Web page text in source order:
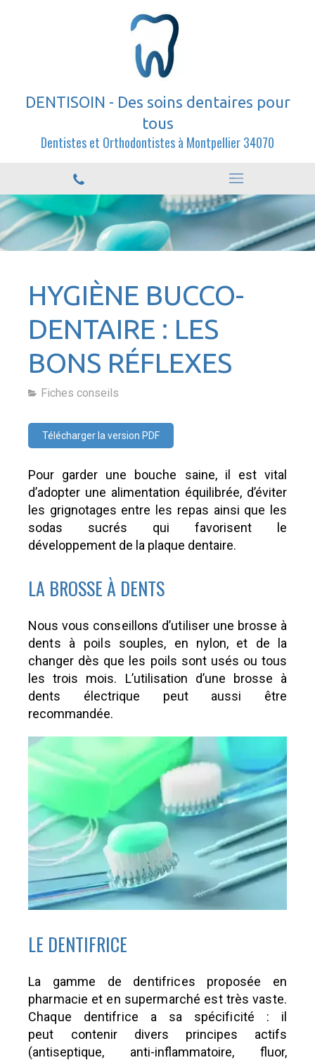
DENTISOIN - Des soins dentaires pour
tous
Dentistes et Orthodontistes à Montpellier 34070
HYGIÈNE BUCCO-
DENTAIRE : LES
BONS RÉFLEXES
Fiches conseils
Télécharger la version PDF
Pour garder une bouche saine, il est vital
d’adopter une alimentation équilibrée, d’éviter
les grignotages entre les repas ainsi que les
sodas sucrés qui favorisent le
développement de la plaque dentaire.
LA BROSSE À DENTS
Nous vous conseillons d’utiliser une brosse à
dents à poils souples, en nylon, et de la
changer dès que les poils sont usés ou tous
les trois mois. L’utilisation d’une brosse à
dents électrique peut aussi être
recommandée.
LE DENTIFRICE
La gamme de dentifrices proposée en
pharmacie et en supermarché est très vaste.
Chaque dentifrice a sa spécificité : il
peut contenir divers principes actifs
(antiseptique, anti-inflammatoire, fluor,